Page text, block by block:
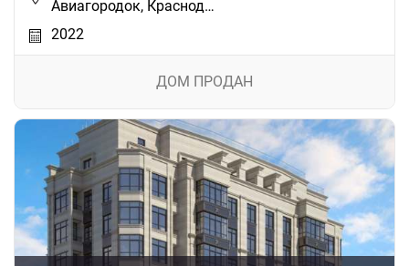
Авиагородок, Краснод…
2022
ДОМ ПРОДАН